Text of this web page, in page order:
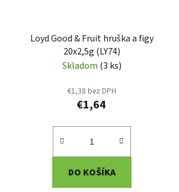
Loyd Good & Fruit hruška a figy
20x2,5g (LY74)
Skladom (3 ks)
€1,38 bez DPH
€1,64
DO KOŠÍKA